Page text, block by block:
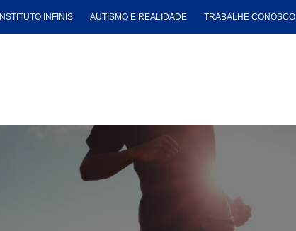
INSTITUTO INFINIS AUTISMO E REALIDADE TRABALHE CONOSCO